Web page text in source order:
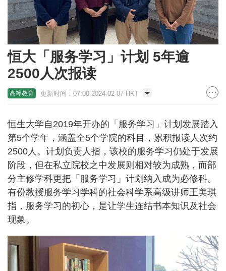
恒大「服务学习」计划 5年逾
2500人次报读
高等教育 更新时间：07:00 2024-02-07 HKT
恒生大学自2019年开办的「服务学习」计划发展踏入
第5个学年，涵盖全5个学院的科目，累积报读人次约
2500人。计划负责人指，该校的服务学习仍处于发展
阶段，但在私立院校之中发展则相对较为成熟，而部
分主修学科更把「服务学习」计划纳入成为必修科。
有份教授服务学习学科的社会科学系高级讲师王美琪
指，服务学习的初心，是让学生连结书本知识及社会
现象。